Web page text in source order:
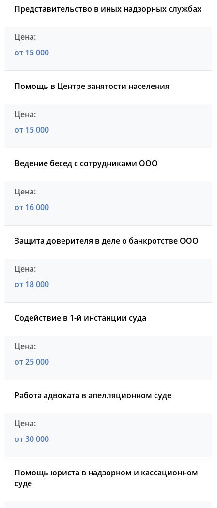
Представительство в иных надзорных службах
от 15 000
Помощь в Центре занятости населения
от 15 000
Ведение бесед с сотрудниками ООО
от 16 000
Защита доверителя в деле о банкротстве ООО
от 18 000
Содействие в 1-й инстанции суда
от 25 000
Работа адвоката в апелляционном суде
от 30 000
Помощь юриста в надзорном и кассационном
суде